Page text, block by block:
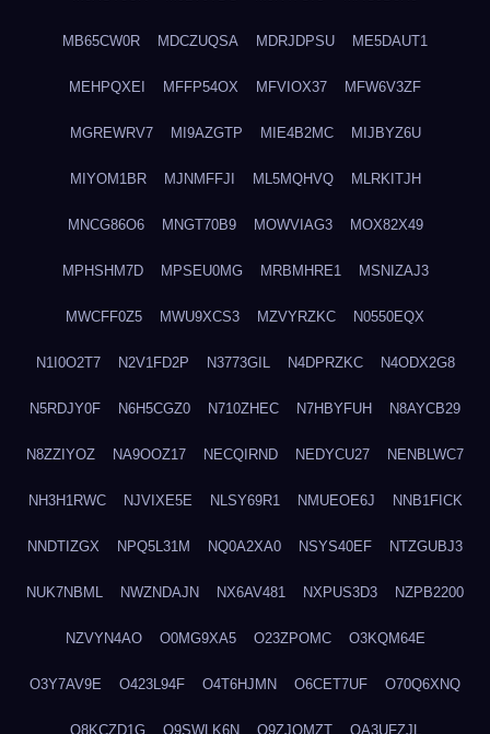
MB65CW0R MDCZUQSA MDRJDPSU ME5DAUT1
MEHPQXEI MFFP54OX MFVIOX37 MFW6V3ZF
MGREWRV7 MI9AZGTP MIE4B2MC MIJBYZ6U
MIYOM1BR MJNMFFJI ML5MQHVQ MLRKITJH
MNCG86O6 MNGT70B9 MOWVIAG3 MOX82X49
MPHSHM7D MPSEU0MG MRBMHRE1 MSNIZAJ3
MWCFF0Z5 MWU9XCS3 MZVYRZKC N0550EQX
N1I0O2T7 N2V1FD2P N3773GIL N4DPRZKC N4ODX2G8
N5RDJY0F N6H5CGZ0 N710ZHEC N7HBYFUH N8AYCB29
N8ZZIYOZ NA9OOZ17 NECQIRND NEDYCU27 NENBLWC7
NH3H1RWC NJVIXE5E NLSY69R1 NMUEOE6J NNB1FICK
NNDTIZGX NPQ5L31M NQ0A2XA0 NSYS40EF NTZGUBJ3
NUK7NBML NWZNDAJN NX6AV481 NXPUS3D3 NZPB2200
NZVYN4AO O0MG9XA5 O23ZPOMC O3KQM64E
O3Y7AV9E O423L94F O4T6HJMN O6CET7UF O70Q6XNQ
O8KCZD1G O9SWLK6N O9ZJOMZT OA3UFZJL